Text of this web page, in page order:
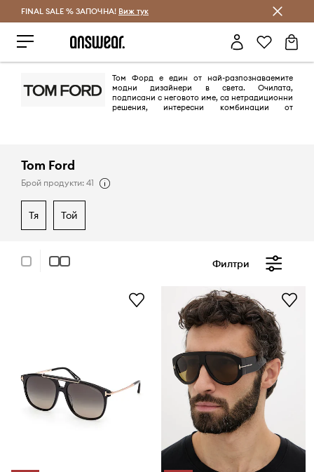
Спестявай с Answear Club
FINAL SALE % ЗАПОЧНА! Виж тук
Том Форд е един от най-разпознаваемите
модни дизайнери в света. Очилата,
подписани с неговото име, са нетрадиционни
решения, интересни комбинации от
Tom Ford
Брой продукти: 41
тя той
Филтри